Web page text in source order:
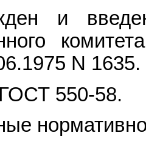
и
N 1635.
550-58.